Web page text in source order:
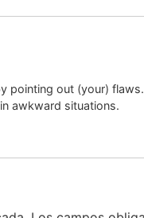
pointing out (your) flaws.
awkward situations.